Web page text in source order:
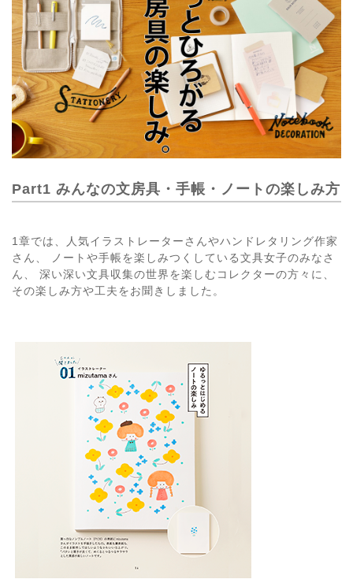
Part1 みんなの文房具・手帳・ノートの楽しみ方
1章では、人気イラストレーターさんやハンドレタリング作家
さん、 ノートや手帳を楽しみつくしている文具女子のみなさ
ん、 深い深い文具収集の世界を楽しむコレクターの方々に、
その楽しみ方や工夫をお聞きしました。